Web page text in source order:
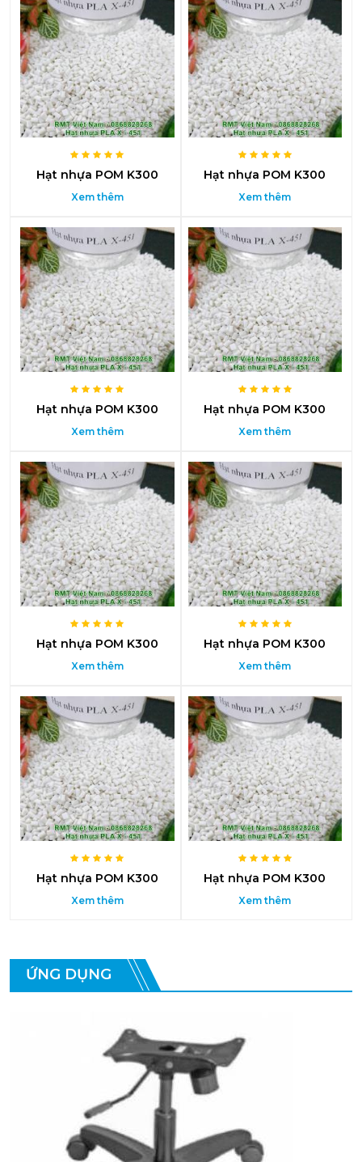
Hạt nhựa POM K300
Xem thêm
Hạt nhựa POM K300
Xem thêm
Hạt nhựa POM K300
Xem thêm
Hạt nhựa POM K300
Xem thêm
Hạt nhựa POM K300
Xem thêm
Hạt nhựa POM K300
Xem thêm
Hạt nhựa POM K300
Xem thêm
Hạt nhựa POM K300
Xem thêm
ỨNG DỤNG